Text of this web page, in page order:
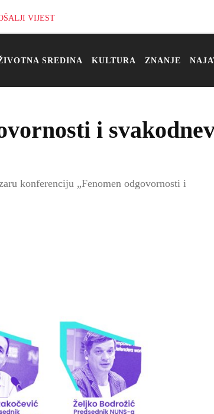
VIJEST
SREDINA KULTURA ZNANJE
i
konferenciju „Fenomen odgovornosti i